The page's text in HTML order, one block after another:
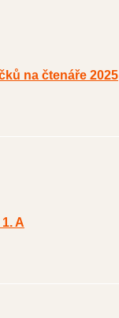
na čtenáře 2025
A